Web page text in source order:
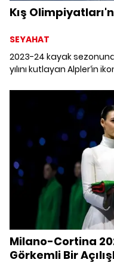
Kış
SEYAHAT
2023-24 kayak
yılını kutlayan Alpler‘in
Milano-Cortina
Görkemli Bir